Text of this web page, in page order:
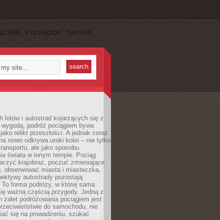
FACEBOOK TWITTER
lotów i autostrad kojarzących się z
podróż pociągiem bywa
relikt przeszłości. A jednak coraz
nowo odkrywa uroki kolei – nie tylko
ale jako sposobu
świata w innym tempie. Pociąg
krajobraz, poczuć zmieniające
obserwować miasta i miasteczka,
autostrady pozostają
To forma podróży, w której sama
ważną częścią przygody. Jedną z
zalet podróżowania pociągiem jest
do samochodu, nie
się na prowadzeniu, szukać